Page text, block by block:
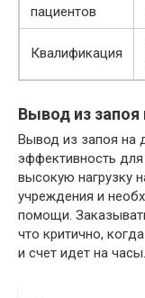
пациентов
Квалификация
Вывод из
Вывод из запоя на
эффективность
высокую нагрузку
учреждения и
помощи.
что критично,
и счет идет на часы.